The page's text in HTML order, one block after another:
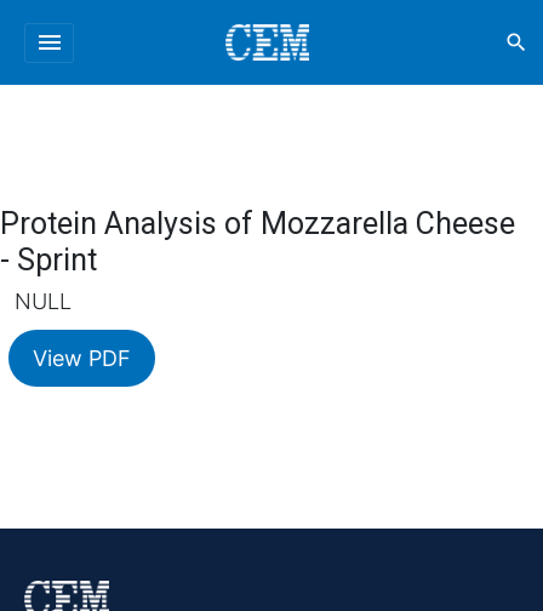
menu search
Protein Analysis of Mozzarella Cheese
- Sprint
NULL
View PDF